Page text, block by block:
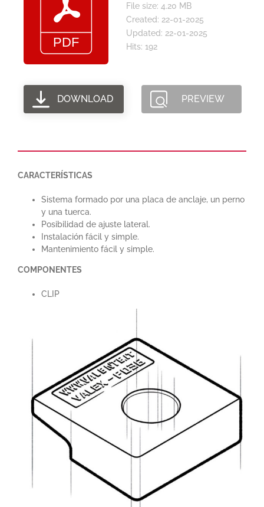
File size: 4.20 MB
Created: 22-01-2025
Updated: 22-01-2025
Hits: 192
DOWNLOAD PREVIEW
CARACTERÍSTICAS
Sistema formado por una placa de anclaje, un perno
y una tuerca.
Posibilidad de ajuste lateral.
Instalación fácil y simple.
Mantenimiento fácil y simple.
COMPONENTES
CLIP